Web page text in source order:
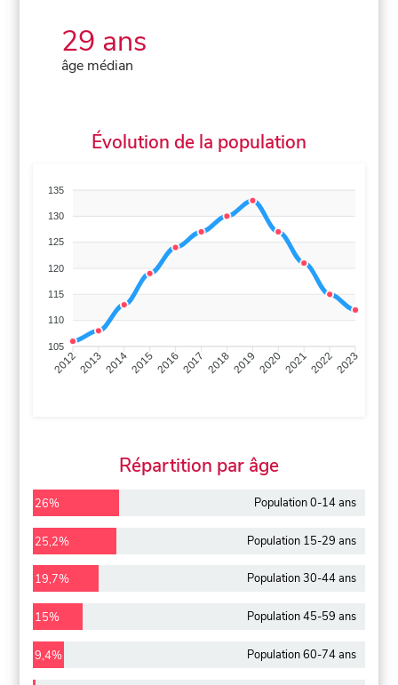
29 ans
âge médian
Évolution de la population
135
130
125
120
115
110
105
201220132014201520162017 20182019 2020202120222023
Répartition par âge
26% Population 0-14 ans
25,2% Population 15-29 ans
19,7% Population 30-44 ans
15% Population 45-59 ans
9,4% Population 60-74 ans